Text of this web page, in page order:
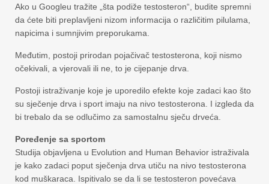
Ako u Googleu tražite „šta podiže testosteron“, budite spremni
da ćete biti preplavljeni nizom informacija o različitim pilulama,
napicima i sumnjivim preporukama.
Međutim, postoji prirodan pojačivač testosterona, koji nismo
očekivali, a vjerovali ili ne, to je cijepanje drva.
Postoji istraživanje koje je uporedilo efekte koje zadaci kao što
su sječenje drva i sport imaju na nivo testosterona. I izgleda da
bi trebalo da se odlučimo za samostalnu sječu drveća.
Poređenje sa sportom
Studija objavljena u Evolution and Human Behavior istraživala
je kako zadaci poput sječenja drva utiču na nivo testosterona
kod muškaraca. Ispitivalo se da li se testosteron povećava